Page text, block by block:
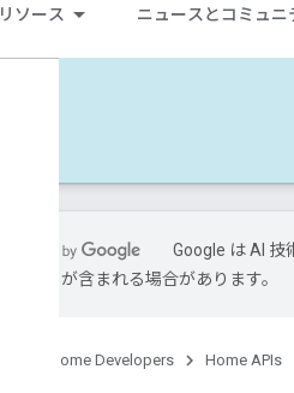
リソース ニュースとコミュニ
Google は AI
には誤りが含まれる場合があります。
Google Home Developers Home APIs